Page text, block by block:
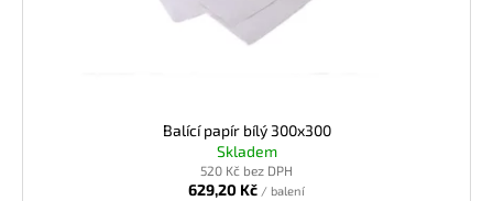
Balící papír bílý 300x300
Skladem
520 Kč bez DPH
629,20 Kč / balení